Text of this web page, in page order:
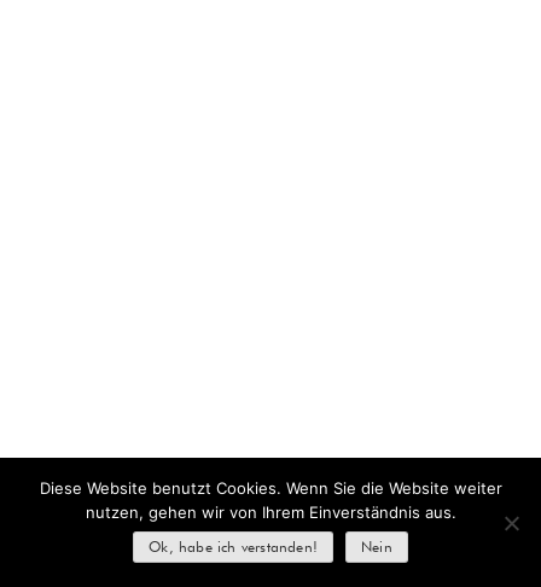
Diese Website benutzt Cookies. Wenn Sie die Website weiter
nutzen, gehen wir von Ihrem Einverständnis aus.
Ok, habe ich verstanden! Nein